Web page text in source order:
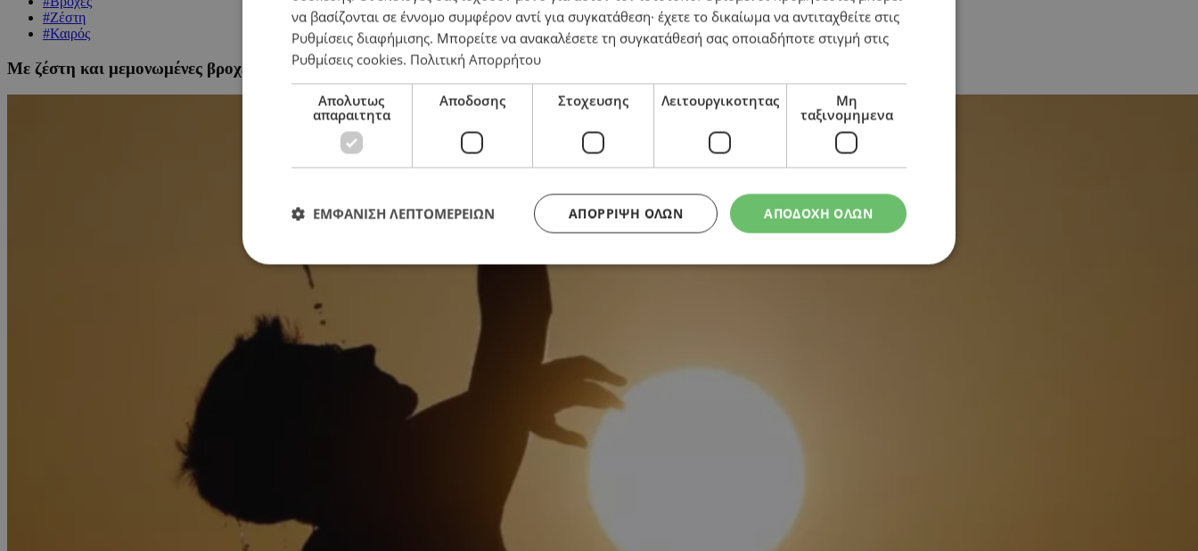
#Ζέστη
#Καιρός
Με ζέστη και μεμονωμένες βροχές στα ορεινά η πρώτη εβδομάδα του Ιούνη – Πού θα φτάσει το θερμόμετρο
να βασίζονται σε έννομο συμφέρον αντί για συγκατάθεση· έχετε το δικαίωμα να αντιταχθείτε στις
Ρυθμίσεις διαφήμισης. Μπορείτε να ανακαλέσετε τη συγκατάθεσή σας οποιαδήποτε στιγμή στις
Ρυθμίσεις cookies. Πολιτική Απορρήτου
Απολυτως
απαραιτητα
Αποδοσης Στοχευσης Λειτουργικοτητας
Μη
ταξινομημενα
ΑΠΟΔΟΧΗ ΟΛΩΝ
ΑΠΌΡΡΙΨΗ ΌΛΩΝ
ΕΜΦΑΝΙΣΗ ΛΕΠΤΟΜΕΡΕΙΩΝ